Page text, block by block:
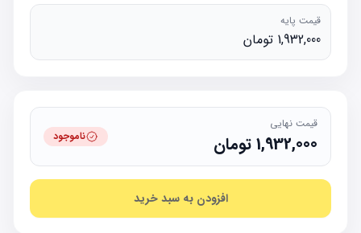
قیمت پایه
1,932,000 تومان
قیمت نهایی
1,932,000تومان ناموجود
افزودن به سبد خرید